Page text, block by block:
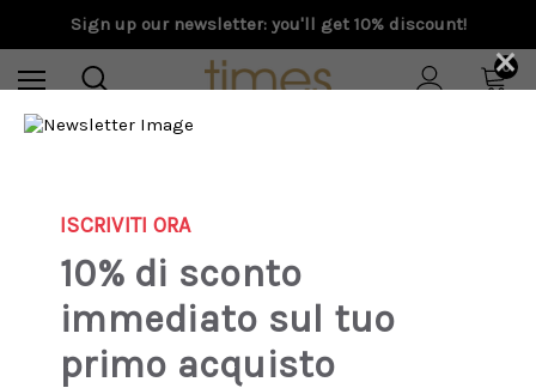
Sign up our newsletter: you'll get 10% discount!
0
×
ISCRIVITI ORA
10% di sconto
immediato sul tuo
primo acquisto